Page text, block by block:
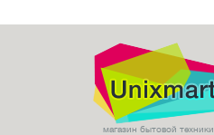
магазин бытовой техники